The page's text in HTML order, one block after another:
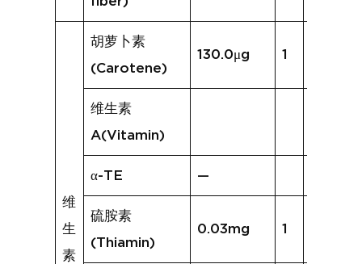
维
生
素
胡萝卜素
(Carotene)
130.0μg 1
维生素
A(Vitamin)
α-TE —
硫胺素
(Thiamin)
0.03mg 1